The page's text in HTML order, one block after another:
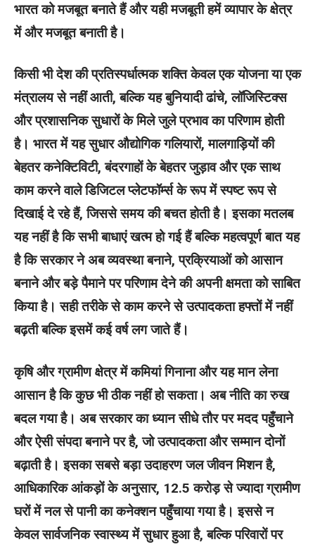
भारत को मजबूत बनाते हैं और यही मजबूती हमें व्यापार के क्षेत्र
में और मजबूत बनाती है।
किसी भी देश की प्रतिस्पर्धात्मक शक्ति केवल एक योजना या एक
मंत्रालय से नहीं आती, बल्कि यह बुनियादी ढांचे, लॉजिस्टिक्स
और प्रशासनिक सुधारों के मिले जुले प्रभाव का परिणाम होती
है। भारत में यह सुधार औद्योगिक गलियारों, मालगाड़ियों की
बेहतर कनेक्टिविटी, बंदरगाहों के बेहतर जुड़ाव और एक साथ
काम करने वाले डिजिटल प्लेटफॉर्म्स के रूप में स्पष्ट रूप से
दिखाई दे रहे हैं, जिससे समय की बचत होती है। इसका मतलब
यह नहीं है कि सभी बाधाएं खत्म हो गई हैं बल्कि महत्वपूर्ण बात यह
है कि सरकार ने अब व्यवस्था बनाने, प्रक्रियाओं को आसान
बनाने और बड़े पैमाने पर परिणाम देने की अपनी क्षमता को साबित
किया है। सही तरीके से काम करने से उत्पादकता हफ्तों में नहीं
बढ़ती बल्कि इसमें कई वर्ष लग जाते हैं।
कृषि और ग्रामीण क्षेत्र में कमियां गिनाना और यह मान लेना
आसान है कि कुछ भी ठीक नहीं हो सकता। अब नीति का रुख
बदल गया है। अब सरकार का ध्यान सीधे तौर पर मदद पहुँचाने
और ऐसी संपदा बनाने पर है, जो उत्पादकता और सम्मान दोनों
बढ़ाती है। इसका सबसे बड़ा उदाहरण जल जीवन मिशन है,
आधिकारिक आंकड़ों के अनुसार, 12.5 करोड़ से ज्यादा ग्रामीण
घरों में नल से पानी का कनेक्शन पहुँचाया गया है। इससे न
केवल सार्वजनिक स्वास्थ्य में सुधार हुआ है, बल्कि परिवारों पर